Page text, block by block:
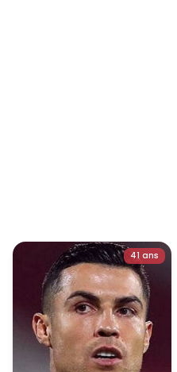
41 ans